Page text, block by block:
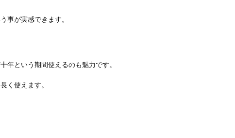
事が実感できます。
年という期間使えるのも魅力です。
く使えます。